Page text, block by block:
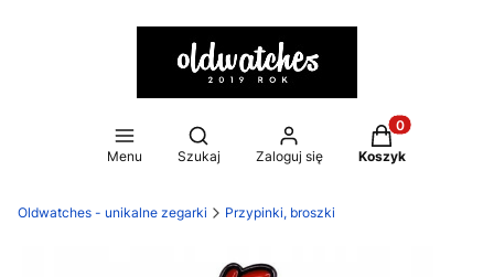
Menu
Otwórz wyszukiwarkę
Szukaj Zaloguj się
Produkty w
Koszyk
Oldwatches - unikalne zegarki Przypinki, broszki